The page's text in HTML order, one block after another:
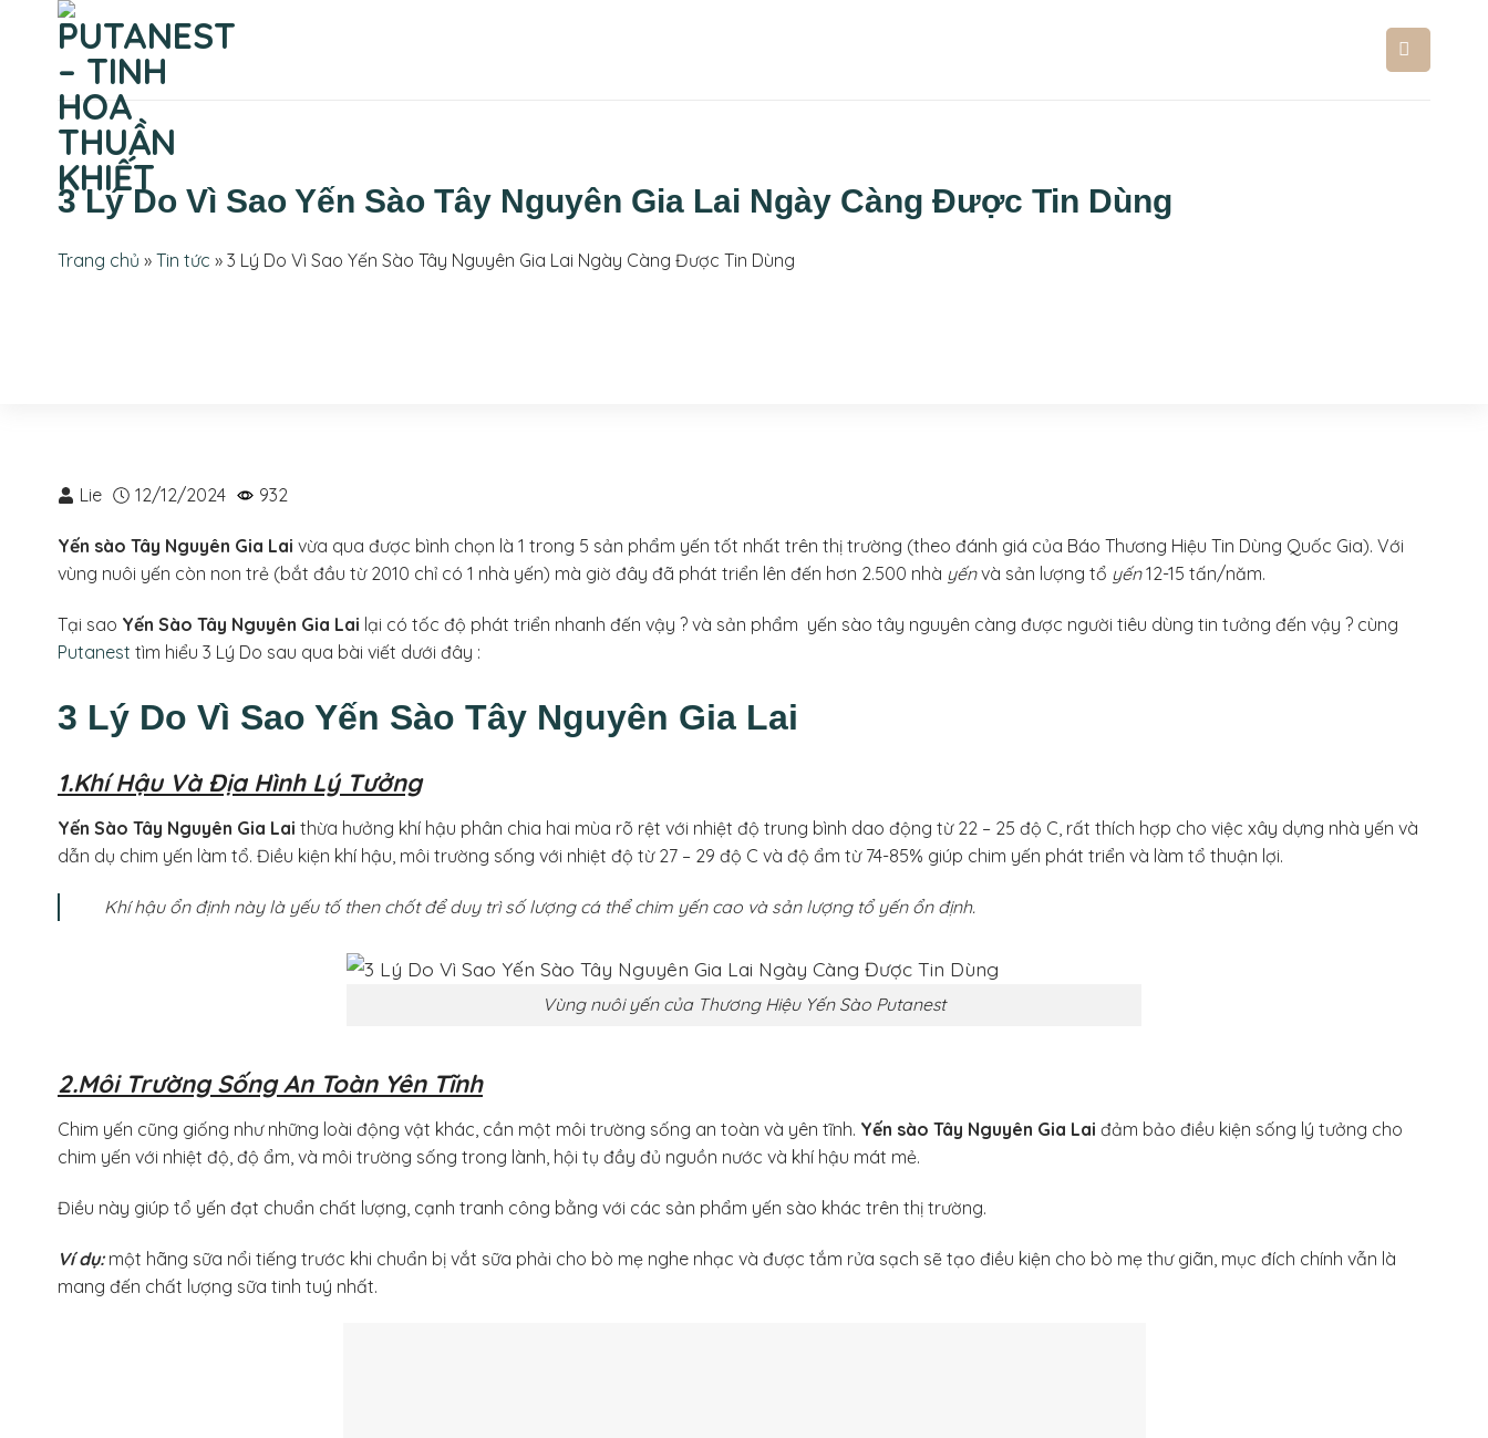
3 Lý Do Vì Sao Yến Sào Tây Nguyên Gia Lai Ngày Càng Được Tin Dùng
Trang chủ » Tin tức » 3 Lý Do Vì Sao Yến Sào Tây Nguyên Gia Lai Ngày Càng Được Tin Dùng
Lie 12/12/2024 932
Yến sào Tây Nguyên Gia Lai vừa qua được bình chọn là 1 trong 5 sản phẩm yến tốt nhất trên thị trường (theo đánh giá của Báo Thương Hiệu Tin Dùng Quốc Gia). Với
vùng nuôi yến còn non trẻ (bắt đầu từ 2010 chỉ có 1 nhà yến) mà giờ đây đã phát triển lên đến hơn 2.500 nhà yếnvà sản lượng tổ yến12-15 tấn/năm.
Tại sao Yến Sào Tây Nguyên Gia Lai lại có tốc độ phát triển nhanh đến vậy ? và sản phẩm yến sào tây nguyên càng được người tiêu dùng tin tưởng đến vậy ? cùng
Putanest tìm hiểu 3 Lý Do sau qua bài viết dưới đây :
3 Lý Do Vì Sao Yến Sào Tây Nguyên Gia Lai
1.Khí Hậu Và Địa Hình Lý Tưởng
Yến Sào Tây Nguyên Gia Lai thừa hưởng khí hậu phân chia hai mùa rõ rệt với nhiệt độ trung bình dao động từ 22 – 25 độ C, rất thích hợp cho việc xây dựng nhà yến và
dẫn dụ chim yến làm tổ. Điều kiện khí hậu, môi trường sống với nhiệt độ từ 27 – 29 độ C và độ ẩm từ 74-85% giúp chim yến phát triển và làm tổ thuận lợi.
Khí hậu ổn định này là yếu tố then chốt để duy trì số lượng cá thể chim yến cao và sản lượng tổ yến ổn định.
Vùng nuôi yến của Thương Hiệu Yến Sào Putanest
2.Môi Trường Sống An Toàn Yên Tĩnh
Chim yến cũng giống như những loài động vật khác, cần một môi trường sống an toàn và yên tĩnh. Yến sào Tây Nguyên Gia Lai đảm bảo điều kiện sống lý tưởng cho
chim yến với nhiệt độ, độ ẩm, và môi trường sống trong lành, hội tụ đầy đủ nguồn nước và khí hậu mát mẻ.
Điều này giúp tổ yến đạt chuẩn chất lượng, cạnh tranh công bằng với các sản phẩm yến sào khác trên thị trường.
Ví dụ: một hãng sữa nổi tiếng trước khi chuẩn bị vắt sữa phải cho bò mẹ nghe nhạc và được tắm rửa sạch sẽ tạo điều kiện cho bò mẹ thư giãn, mục đích chính vẫn là
mang đến chất lượng sữa tinh tuý nhất.